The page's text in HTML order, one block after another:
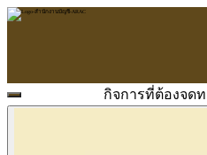
กิจการที่ต้องจด